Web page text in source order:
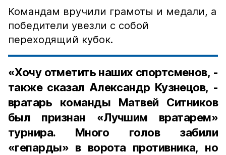
Командам вручили грамоты и медали, а
победители увезли с собой
переходящий кубок.
«Хочу отметить наших спортсменов, -
также сказал Александр Кузнецов, -
вратарь команды Матвей Ситников
был признан «Лучшим вратарем»
турнира. Много голов забили
«гепарды» в ворота противника, но